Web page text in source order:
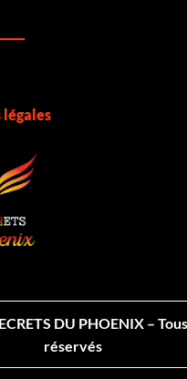
DU PHOENIX –
réservés